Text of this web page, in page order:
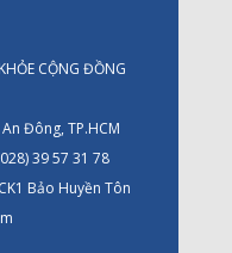
CỘNG ĐỒNG
Đông, TP.HCM
39 57 31 78
Bảo Huyền Tôn